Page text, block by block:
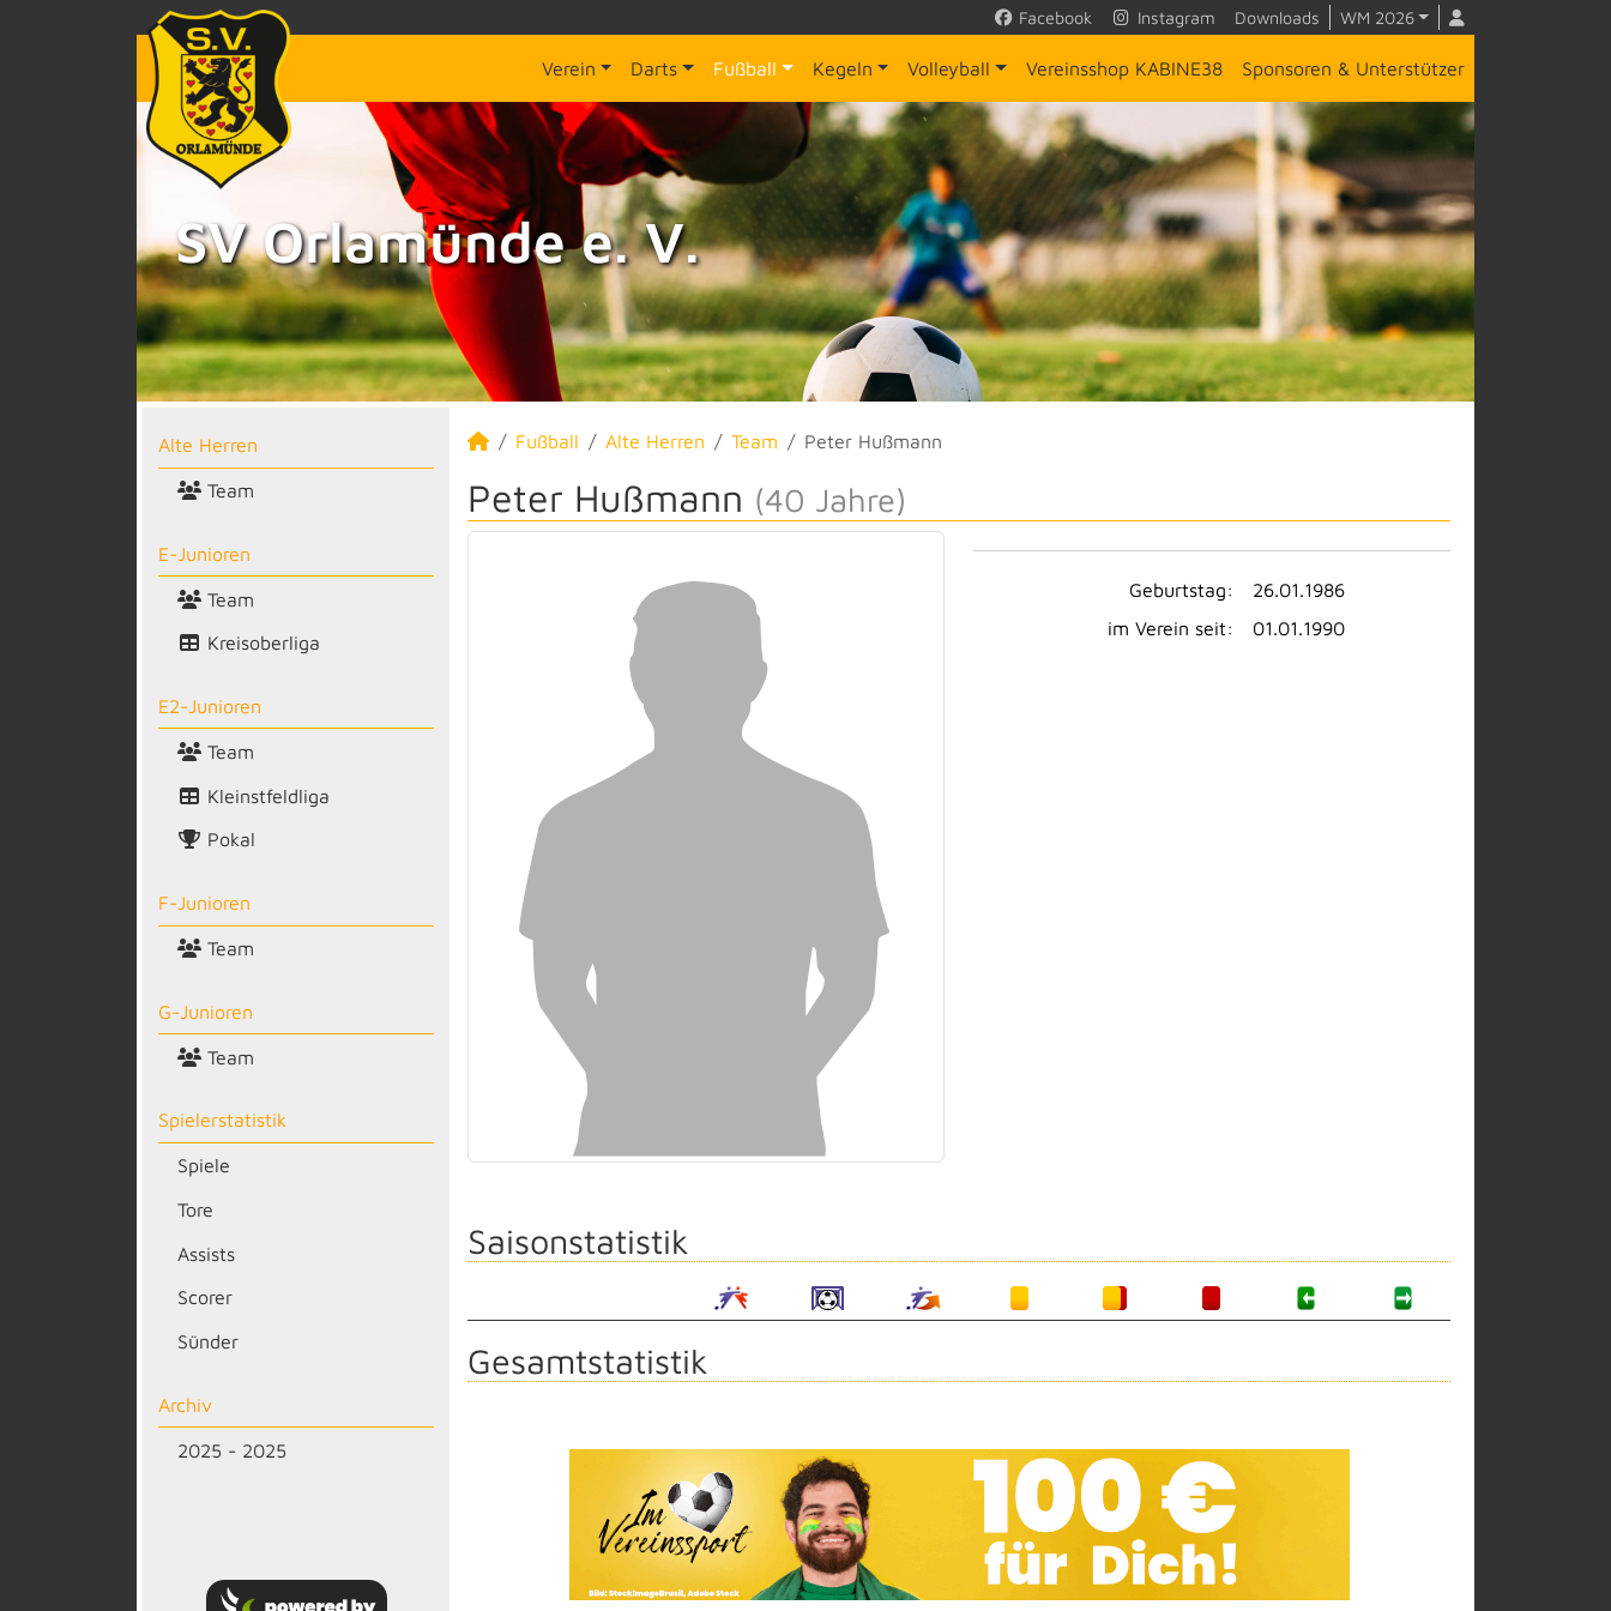
Facebook Instagram Downloads WM 2026
Verein Darts Fußball Kegeln Volleyball Vereinsshop KABINE38 Sponsoren & Unterstützer
SV Orlamünde e. V.
Alte Herren
Team
E-Junioren
Team
Kreisoberliga
E2-Junioren
Team
Kleinstfeldliga
Pokal
F-Junioren
Team
G-Junioren
Team
Spielerstatistik
Spiele
Tore
Assists
Scorer
Sünder
Archiv
2025 - 2025
Fußball Alte Herren Team Peter Hußmann
Peter Hußmann (40 Jahre)
Geburtstag:
26.01.1986
im Verein seit:
01.01.1990
Saisonstatistik
Gesamtstatistik